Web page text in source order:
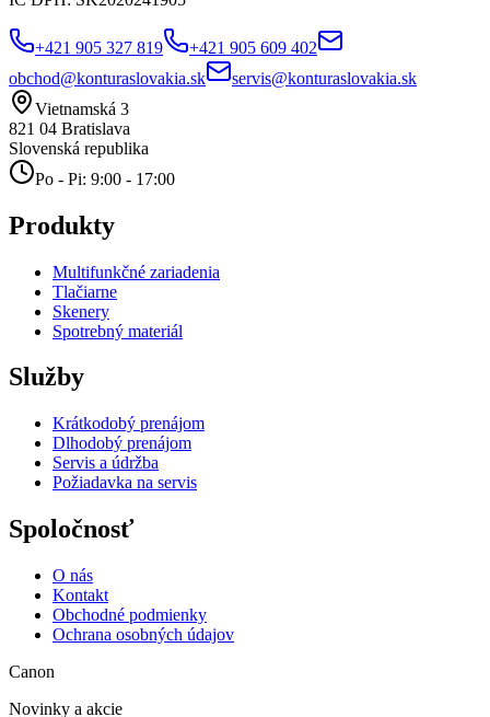
+421 905 327 819
+421 905 609 402
obchod@konturaslovakia.sk
servis@konturaslovakia.sk
Vietnamská 3
821 04 Bratislava
Slovenská republika
Po - Pi: 9:00 - 17:00
Produkty
Multifunkčné zariadenia
Tlačiarne
Skenery
Spotrebný materiál
Služby
Krátkodobý prenájom
Dlhodobý prenájom
Servis a údržba
Požiadavka na servis
Spoločnosť
O nás
Kontakt
Obchodné podmienky
Ochrana osobných údajov
Canon
Novinky a akcie